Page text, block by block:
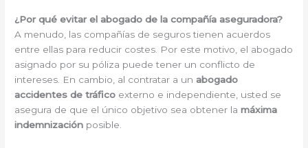
¿Por qué evitar el abogado de la compañía aseguradora?
A menudo, las compañías de seguros tienen acuerdos
entre ellas para reducir costes. Por este motivo, el abogado
asignado por su póliza puede tener un conflicto de
intereses. En cambio, al contratar a unabogado
accidentes de tráfico externo e independiente, usted se
asegura de que el único objetivo sea obtener lamáxima
indemnización posible.